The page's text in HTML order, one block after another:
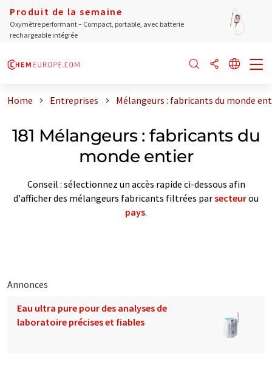
Produit de la semaine
Oxymètre performant – Compact, portable, avec batterie
rechargeable intégrée
Home Entreprises Mélangeurs : fabricants du monde
181 Mélangeurs : fabricants du
monde entier
Conseil : sélectionnez un accès rapide ci-dessous afin
d'afficher des mélangeurs fabricants filtrées parsecteurou
pays.
Annonces
Eau ultra pure pour des analyses de
laboratoire précises et fiables